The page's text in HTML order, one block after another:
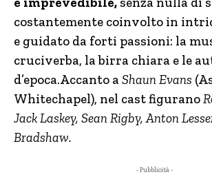
costantemente coinvolto in
e guidato da forti passioni: la
cruciverba, la birra chiara e le
d’epoca.Accanto aShaun Evans
Whitechapel), nel cast figurano
Jack Laskey, Sean Rigby, Anton
Bradshaw.
- Pubblicità -